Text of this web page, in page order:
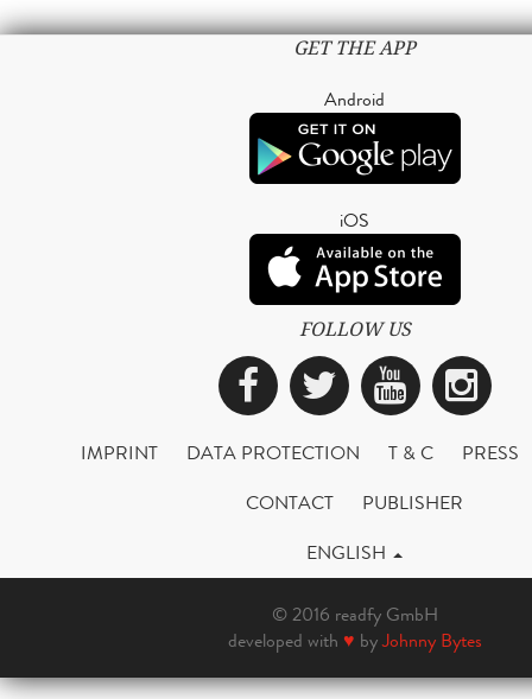
GET THE APP
Android
iOS
FOLLOW US
Facebook
Twitter
IMPRINT DATA PROTECTION T & C
PRESS
CONTACT
PUBLISHER
ENGLISH
© 2016 readfy GmbH
developed with ♥ byJohnny Bytes